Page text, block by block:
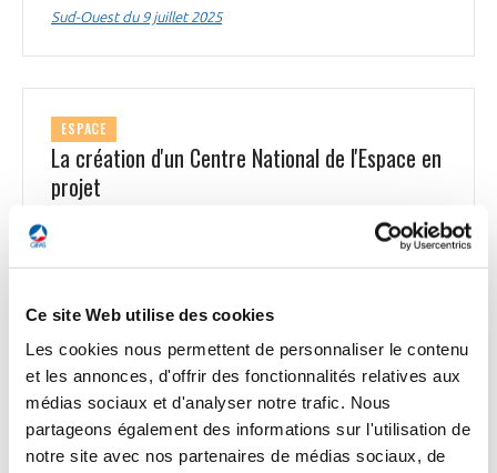
Ce site Web utilise des cookies
Les cookies nous permettent de personnaliser le contenu
et les annonces, d'offrir des fonctionnalités relatives aux
médias sociaux et d'analyser notre trafic. Nous
partageons également des informations sur l'utilisation de
notre site avec nos partenaires de médias sociaux, de
Sud-Ouest du 9 juillet 2025
ESPACE
La création d'un Centre National de l'Espace en
projet
À l’occasion des Assises du NewSpace 2025, 12 propositions
visent à consolider le spatial français. Le collectif des Assises
propose, entre autres, la création d'un Conseil National de
secteur spatial français. Les propositions visent également à
à l'espace, devenu un enjeu géopolitique majeur. La création
d'une Fondation Spatiale, pour démocratiser la culture
spatiale, a également été évoquée. Autre mesure phare : la
libre circulation des données spatiales pour booster
l'industrie privée.